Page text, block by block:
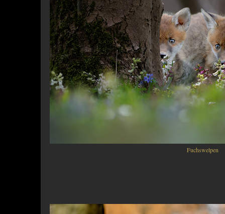
Fuchswelpen